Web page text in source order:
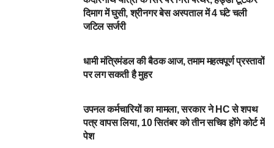
दिमाग में घुसी, श्रीनगर बेस अस्पताल में 4 घंटे चली
जटिल सर्जरी
धामी मंत्रिमंडल की बैठक आज, तमाम महत्वपूर्ण प्रस्तावों
पर लग सकती है मुहर
उपनल कर्मचारियों का मामला, सरकार ने HC से शपथ
पत्र वापस लिया, 10 सितंबर को तीन सचिव होंगे कोर्ट में
पेश